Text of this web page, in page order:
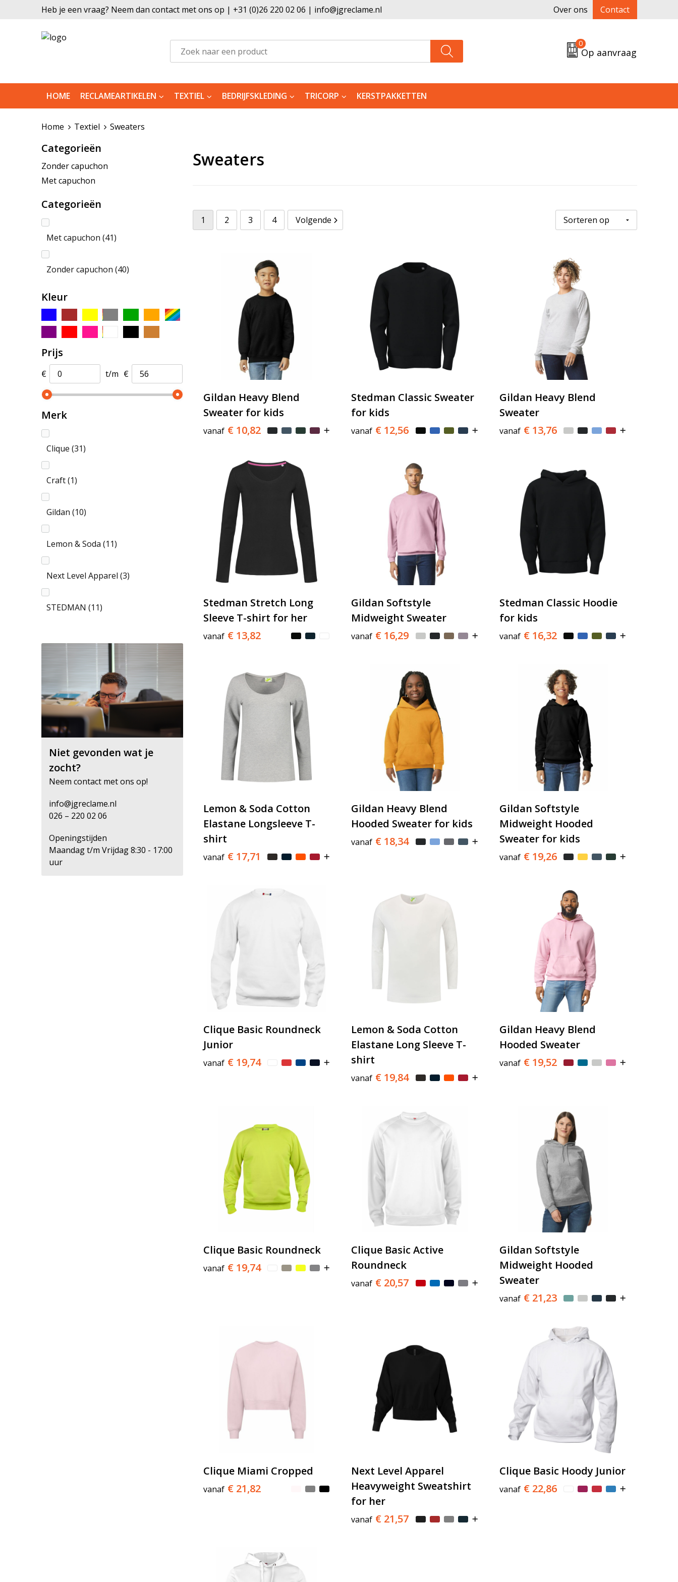
Heb je een vraag? Neem dan contact met ons op | +31 (0)26 220 02 06 | info@jgreclame.nl Over ons Contact
0
Op aanvraag
HOME RECLAMEARTIKELEN TEXTIEL BEDRIJFSKLEDING TRICORP KERSTPAKKETTEN
Home Textiel Sweaters
Categorieën
Zonder capuchon
Met capuchon
Categorieën
Met capuchon (41)
Zonder capuchon (40)
Kleur
Prijs
€ t/m €
Merk
Clique (31)
Craft (1)
Gildan (10)
Lemon & Soda (11)
Next Level Apparel (3)
STEDMAN (11)
TRICORP CASUAL(5)
TRICORP PREMIUM(1)
Niet gevonden wat je
zocht?
Neem contact met ons op!
info@jgreclame.nl
026 – 220 02 06
Openingstijden
Maandag t/m Vrijdag 8:30 - 17:00
uur
Sweaters
1 2 3 4 Volgende
Gildan Heavy Blend
Sweater for kids
vanaf € 10,82
Stedman Classic Sweater
for kids
vanaf € 12,56
Gildan Heavy Blend
Sweater
vanaf € 13,76
Stedman Stretch Long
Sleeve T-shirt for her
vanaf € 13,82
Gildan Softstyle
Midweight Sweater
vanaf € 16,29
Stedman Classic Hoodie
for kids
vanaf € 16,32
Lemon & Soda Cotton
Elastane Longsleeve T-
shirt
vanaf € 17,71
Gildan Heavy Blend
Hooded Sweater for kids
vanaf € 18,34
Gildan Softstyle
Midweight Hooded
Sweater for kids
vanaf € 19,26
Clique Basic Roundneck
Junior
vanaf € 19,74
Lemon & Soda Cotton
Elastane Long Sleeve T-
shirt
vanaf € 19,84
Gildan Heavy Blend
Hooded Sweater
vanaf € 19,52
Clique Basic Roundneck
vanaf € 19,74
Clique Basic Active
Roundneck
vanaf € 20,57
Gildan Softstyle
Midweight Hooded
Sweater
vanaf € 21,23
Clique Miami Cropped
vanaf € 21,82
Next Level Apparel
Heavyweight Sweatshirt
for her
vanaf € 21,57
Clique Basic Hoody Junior
vanaf € 22,86